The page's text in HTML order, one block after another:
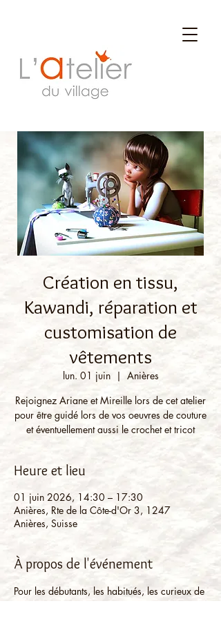
Création en tissu,
Kawandi, réparation et
customisation de
vêtements
lun. 01 juin
  |
Anières
Rejoignez Ariane et Mireille lors de cet atelier
pour être guidé lors de vos oeuvres de couture
et éventuellement aussi le crochet et tricot
Heure et lieu
01 juin 2026, 14:30 – 17:30
Anières, Rte de la Côte-d'Or 3, 1247
Anières, Suisse
À propos de l'événement
Pour les débutants, les habitués, les curieux de
l'aiguille et tous ceux qui veulent se